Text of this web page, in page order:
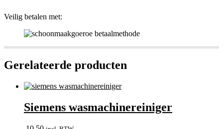
Veilig betalen met:
Gerelateerde producten
Siemens wasmachinereiniger